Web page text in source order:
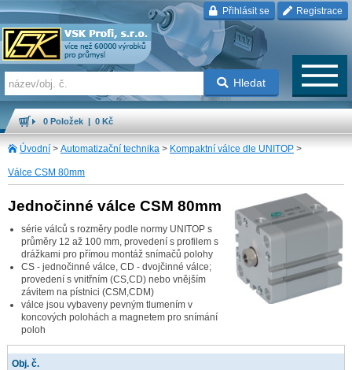
Přihlásit se Registrace
Hledat
0 Položek | 0 Kč
Úvodní > Automatizační technika > Kompaktní válce dle UNITOP >
Válce CSM 80mm
Jednočinné válce CSM 80mm
série válců s rozměry podle normy UNITOP s
průměry 12 až 100 mm, provedení s profilem s
drážkami pro přímou montáž snímačů polohy
CS - jednočinné válce, CD - dvojčinné válce;
provedení s vnitřním (CS,CD) nebo vnějším
závitem na pístnici (CSM,CDM)
válce jsou vybaveny pevným tlumením v
koncových polohách a magnetem pro snímání
poloh
Obj. č.